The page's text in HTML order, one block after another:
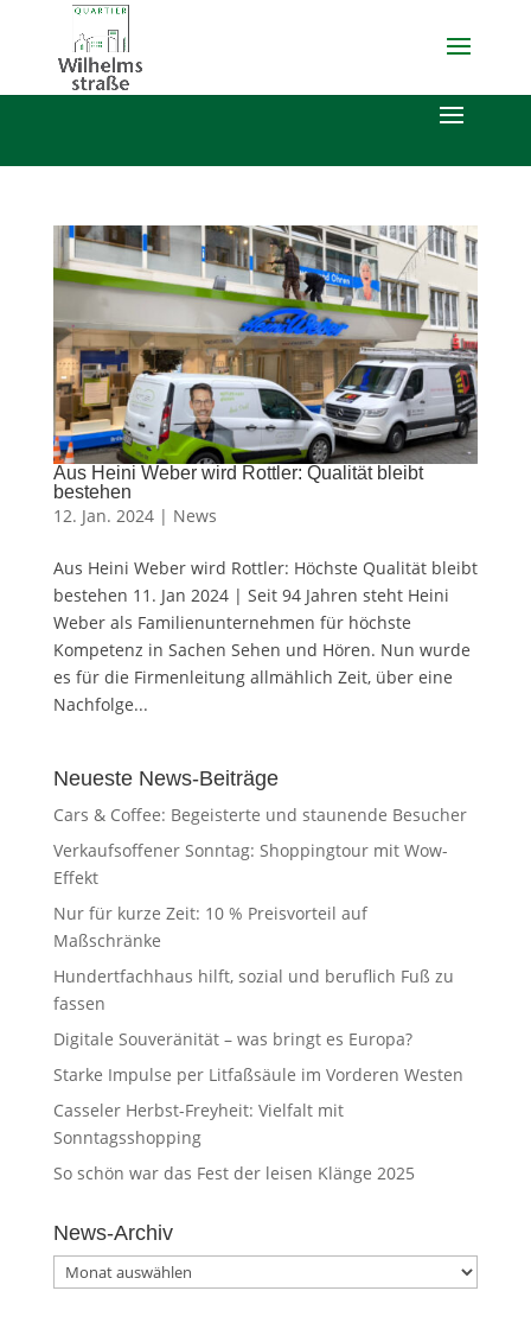
Aus Heini Weber wird Rottler: Qualität bleibt
bestehen
12. Jan. 2024 | News
Aus Heini Weber wird Rottler: Höchste Qualität bleibt
bestehen 11. Jan 2024 | Seit 94 Jahren steht Heini
Weber als Familienunternehmen für höchste
Kompetenz in Sachen Sehen und Hören. Nun wurde
es für die Firmenleitung allmählich Zeit, über eine
Nachfolge...
Neueste News-Beiträge
Cars & Coffee: Begeisterte und staunende Besucher
Verkaufsoffener Sonntag: Shoppingtour mit Wow-
Effekt
Nur für kurze Zeit: 10 % Preisvorteil auf
Maßschränke
Hundertfachhaus hilft, sozial und beruflich Fuß zu
fassen
Digitale Souveränität – was bringt es Europa?
Starke Impulse per Litfaßsäule im Vorderen Westen
Casseler Herbst-Freyheit: Vielfalt mit
Sonntagsshopping
So schön war das Fest der leisen Klänge 2025
News-Archiv
News-
Archiv